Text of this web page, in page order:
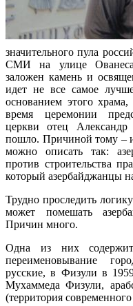
значительного пула
СМИ на улице
заложен камень и
идет не все самое
основанием этого
время церемонии
церкви отец
пошло. Причиной тому –
можно описать так:
против строительства
который азербайджанцы
Трудно проследить
может помешать
Причин много.
Одна из них
переименовывание
русские, в Физули в
Мухаммеда Физули,
(территория